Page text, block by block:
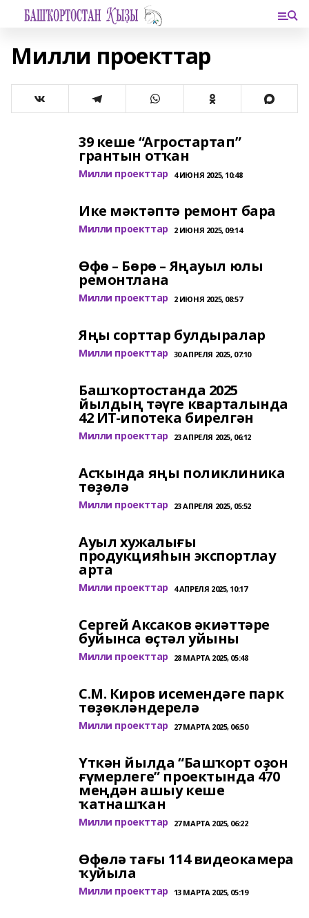
Милли проекттар
39 кеше “Агростартап”
грантын отҡан
Милли проекттар 4 ИЮНЯ 2025, 10:48
Ике мәктәптә ремонт бара
Милли проекттар 2 ИЮНЯ 2025, 09:14
Өфө – Бөрө – Яңауыл юлы
ремонтлана
Милли проекттар 2 ИЮНЯ 2025, 08:57
Яңы сорттар булдыралар
Милли проекттар 30 АПРЕЛЯ 2025, 07:10
Башҡортостанда 2025
йылдың тәүге кварталында
42 ИТ-ипотека бирелгән
Милли проекттар 23 АПРЕЛЯ 2025, 06:12
Асҡында яңы поликлиника
төҙөлә
Милли проекттар 23 АПРЕЛЯ 2025, 05:52
Ауыл хужалығы
продукцияһын экспортлау
арта
Милли проекттар 4 АПРЕЛЯ 2025, 10:17
Сергей Аксаков әкиәттәре
буйынса өҫтәл уйыны
Милли проекттар 28 МАРТА 2025, 05:48
С.М. Киров исемендәге парк
төҙөкләндерелә
Милли проекттар 27 МАРТА 2025, 06:50
Үткән йылда “Башҡорт оҙон
ғүмерлеге” проектында 470
меңдән ашыу кеше
ҡатнашҡан
Милли проекттар 27 МАРТА 2025, 06:22
Өфөлә тағы 114 видеокамера
ҡуйыла
Милли проекттар 13 МАРТА 2025, 05:19